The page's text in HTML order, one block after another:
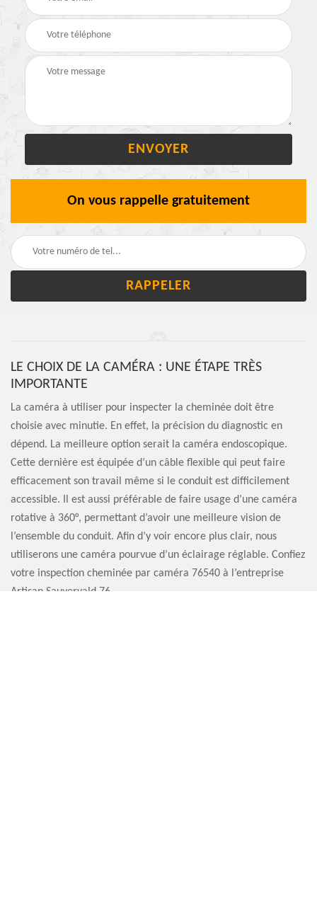
On vous rappelle gratuitement
LE CHOIX DE LA CAMÉRA : UNE ÉTAPE TRÈS
IMPORTANTE
La caméra à utiliser pour inspecter la cheminée doit être
choisie avec minutie. En effet, la précision du diagnostic en
dépend. La meilleure option serait la caméra endoscopique.
Cette dernière est équipée d’un câble flexible qui peut faire
efficacement son travail même si le conduit est difficilement
accessible. Il est aussi préférable de faire usage d’une caméra
rotative à 360°, permettant d’avoir une meilleure vision de
l’ensemble du conduit. Afin d’y voir encore plus clair, nous
utiliserons une caméra pourvue d’un éclairage réglable. Confiez
votre inspection cheminée par caméra 76540 à l’entreprise
Artisan Sauvervald 76.